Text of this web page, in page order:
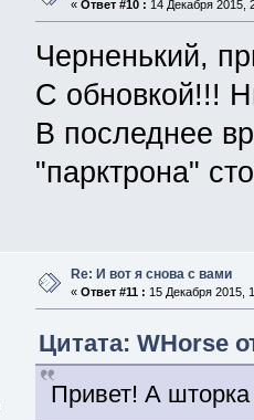
«Ответ #10 : 14 Декабря 2015,
Черненький,
С обновкой!!!
В последнее
"парктрона"
Re: И вот я снова с вами
«Ответ #11 : 15 Декабря 2015,
Цитата: WHorse
Привет! А